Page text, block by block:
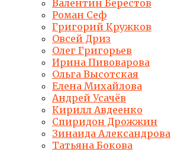
Валентин Берестов
Роман Сеф
Григорий Кружков
Овсей Дриз
Олег Григорьев
Ирина Пивоварова
Ольга Высотская
Елена Михайлова
Андрей Усачёв
Кирилл Авдеенко
Спиридон Дрожжин
Зинаида Александрова
Татьяна Бокова